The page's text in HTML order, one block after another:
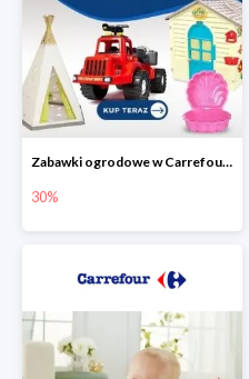
Zabawki ogrodowe w Carrefour do -30%
30%